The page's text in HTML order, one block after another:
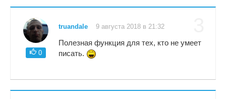
0
truandale 9 августа 2018 в 21:32
Полезная функция для тех, кто не умеет
писать.